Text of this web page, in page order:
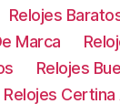
Relojes
Marca
Relojes
Relojes